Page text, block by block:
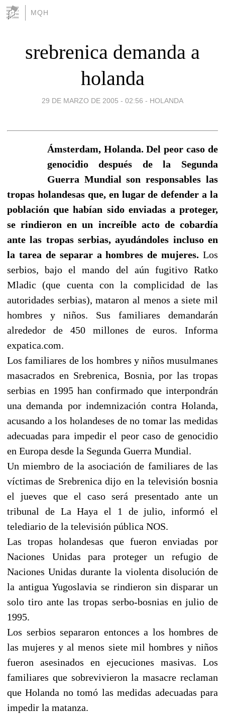
MQH
srebrenica demanda a
holanda
29 DE MARZO DE 2005 - 02:56 - HOLANDA
Ámsterdam, Holanda. Del peor caso de
genocidio después de la Segunda
Guerra Mundial son responsables las
tropas holandesas que, en lugar de defender a la
población que habían sido enviadas a proteger,
se rindieron en un increíble acto de cobardía
ante las tropas serbias, ayudándoles incluso en
la tarea de separar a hombres de mujeres. Los
serbios, bajo el mando del aún fugitivo Ratko
Mladic (que cuenta con la complicidad de las
autoridades serbias), mataron al menos a siete mil
hombres y niños. Sus familiares demandarán
alrededor de 450 millones de euros. Informa
expatica.com.
Los familiares de los hombres y niños musulmanes
masacrados en Srebrenica, Bosnia, por las tropas
serbias en 1995 han confirmado que interpondrán
una demanda por indemnización contra Holanda,
acusando a los holandeses de no tomar las medidas
adecuadas para impedir el peor caso de genocidio
en Europa desde la Segunda Guerra Mundial.
Un miembro de la asociación de familiares de las
víctimas de Srebrenica dijo en la televisión bosnia
el jueves que el caso será presentado ante un
tribunal de La Haya el 1 de julio, informó el
telediario de la televisión pública NOS.
Las tropas holandesas que fueron enviadas por
Naciones Unidas para proteger un refugio de
Naciones Unidas durante la violenta disolución de
la antigua Yugoslavia se rindieron sin disparar un
solo tiro ante las tropas serbo-bosnias en julio de
1995.
Los serbios separaron entonces a los hombres de
las mujeres y al menos siete mil hombres y niños
fueron asesinados en ejecuciones masivas. Los
familiares que sobrevivieron la masacre reclaman
que Holanda no tomó las medidas adecuadas para
impedir la matanza.